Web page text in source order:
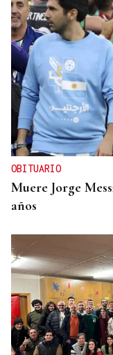
OBITUARIO
Muere Jorge
años